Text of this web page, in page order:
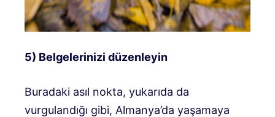
5) Belgelerinizi düzenleyin
Buradaki asıl nokta, yukarıda da
vurgulandığı gibi, Almanya’da yaşamaya